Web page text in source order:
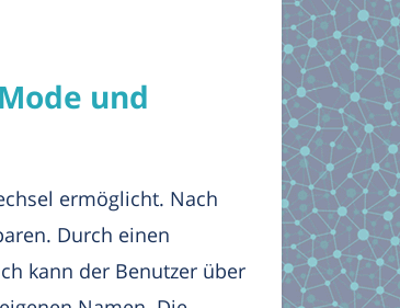
und
ermöglicht. Nach
Durch einen
kann der Benutzer über